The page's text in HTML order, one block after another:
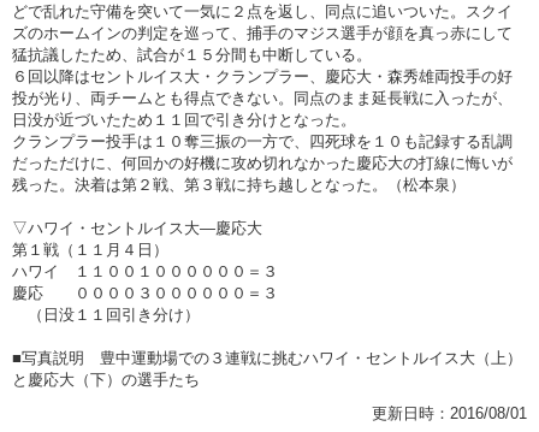
どで乱れた守備を突いて一気に２点を返し、同点に追いついた。スクイ
ズのホームインの判定を巡って、捕手のマジス選手が顔を真っ赤にして
猛抗議したため、試合が１５分間も中断している。
６回以降はセントルイス大・クランプラー、慶応大・森秀雄両投手の好
投が光り、両チームとも得点できない。同点のまま延長戦に入ったが、
日没が近づいたため１１回で引き分けとなった。
クランプラー投手は１０奪三振の一方で、四死球を１０も記録する乱調
だっただけに、何回かの好機に攻め切れなかった慶応大の打線に悔いが
残った。決着は第２戦、第３戦に持ち越しとなった。（松本泉）
▽ハワイ・セントルイス大―慶応大
第１戦（１１月４日）
ハワイ １１００１００００００＝３
慶応 ００００３００００００＝３
（日没１１回引き分け）
■写真説明 豊中運動場での３連戦に挑むハワイ・セントルイス大（上）
と慶応大（下）の選手たち
更新日時：2016/08/01